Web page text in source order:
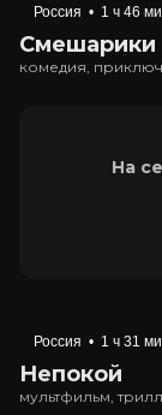
Россия • 1 ч 46
Смешарики
комедия,
На
Россия • 1 ч 31
Непокой
мультфильм,